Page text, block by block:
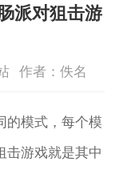
派对狙击游
作者：佚名
模式，每个模
击游戏就是其中